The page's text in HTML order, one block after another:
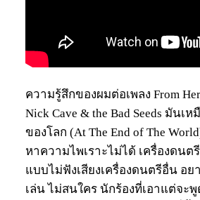
ความรู้สึกของผมต่อเพลง From
Nick Cave & the Bad Seeds มัน
ของโลก (At The End of The
หาความไพเราะไม่ได้ เครื่องดน
แบบไม่ฟังเสียงเครื่องดนตรีอื่น อย
เล่น ไม่สนใคร นักร้องที่เอาแต่จะ